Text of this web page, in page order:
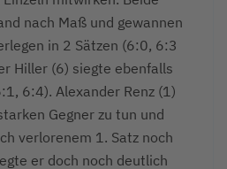
nach Maß und gewannen
in 2 Sätzen (6:0, 6:3
Hiller (6) siegte ebenfalls
6:4). Alexander Renz (1)
Gegner zu tun und
verlorenem 1. Satz noch
er doch noch deutlich